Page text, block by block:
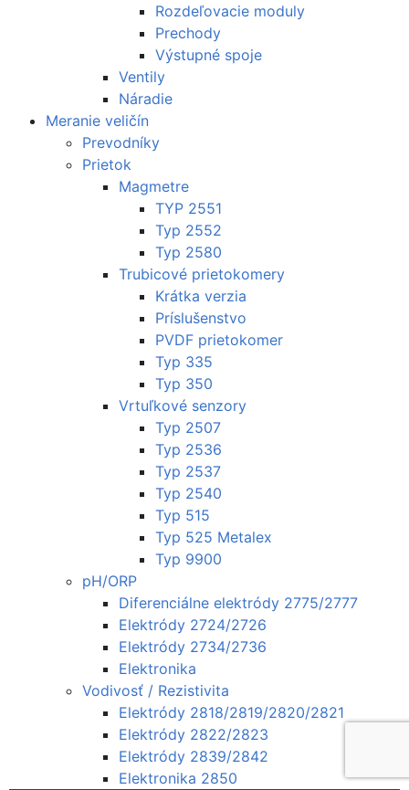
Rozdeľovacie moduly
Prechody
Výstupné spoje
Ventily
Náradie
Meranie veličín
Prevodníky
Prietok
Magmetre
TYP 2551
Typ 2552
Typ 2580
Trubicové prietokomery
Krátka verzia
Príslušenstvo
PVDF prietokomer
Typ 335
Typ 350
Vrtuľkové senzory
Typ 2507
Typ 2536
Typ 2537
Typ 2540
Typ 515
Typ 525 Metalex
Typ 9900
pH/ORP
Diferenciálne elektródy 2775/2777
Elektródy 2724/2726
Elektródy 2734/2736
Elektronika
Vodivosť / Rezistivita
Elektródy 2818/2819/2820/2821
Elektródy 2822/2823
Elektródy 2839/2842
Elektronika 2850